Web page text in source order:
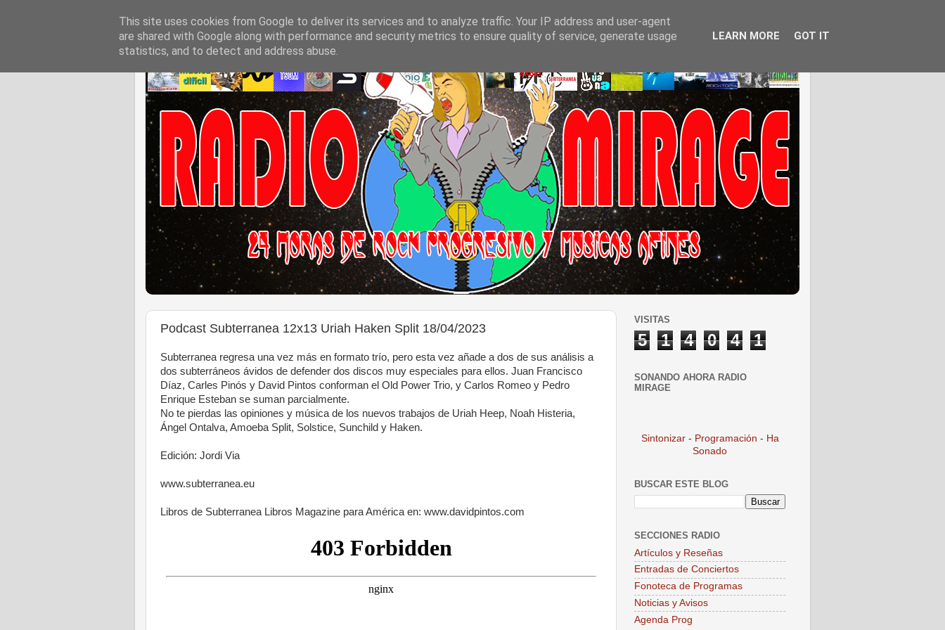
Podcast Subterranea 12x13 Uriah Haken Split 18/04/2023
Subterranea regresa una vez más en formato trío, pero esta vez añade a dos de sus análisis a
dos subterráneos ávidos de defender dos discos muy especiales para ellos. Juan Francisco
Díaz, Carles Pinós y David Pintos conforman el Old Power Trio, y Carlos Romeo y Pedro
Enrique Esteban se suman parcialmente.
No te pierdas las opiniones y música de los nuevos trabajos de Uriah Heep, Noah Histeria,
Ángel Ontalva, Amoeba Split, Solstice, Sunchild y Haken.
Edición: Jordi Via
www.subterranea.eu
Libros de Subterranea Libros Magazine para América en: www.davidpintos.com
VISITAS
5 1 4 0 4 1
SONANDO AHORA RADIO
MIRAGE
Sintonizar - Programación - Ha
Sonado
BUSCAR ESTE BLOG
SECCIONES RADIO
Artículos y Reseñas
Entradas de Conciertos
Fonoteca de Programas
Noticias y Avisos
Agenda Prog
This site uses cookies from Google to deliver its services and to analyze traffic. Your IP address and user-agent
are shared with Google along with performance and security metrics to ensure quality of service, generate usage
statistics, and to detect and address abuse.
LEARN MORE GOT IT